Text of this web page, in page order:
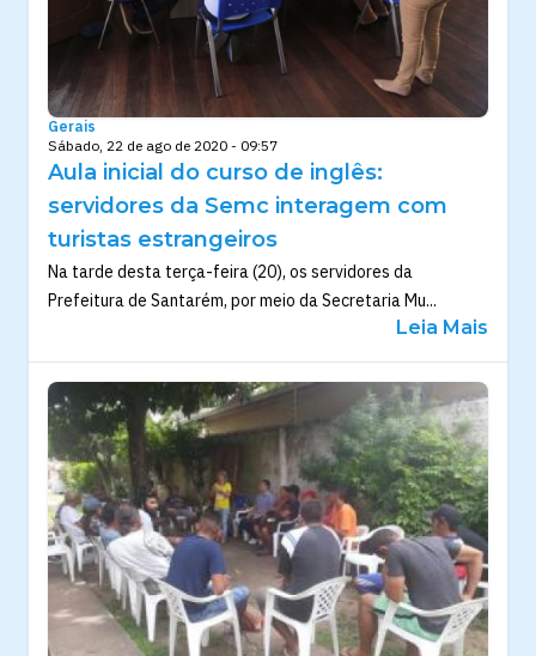
Gerais
Sábado, 22 de ago de 2020 - 09:57
Aula inicial do curso de inglês:
servidores da Semc interagem com
turistas estrangeiros
Na tarde desta terça-feira (20), os servidores da
Prefeitura de Santarém, por meio da Secretaria Mu...
Leia Mais